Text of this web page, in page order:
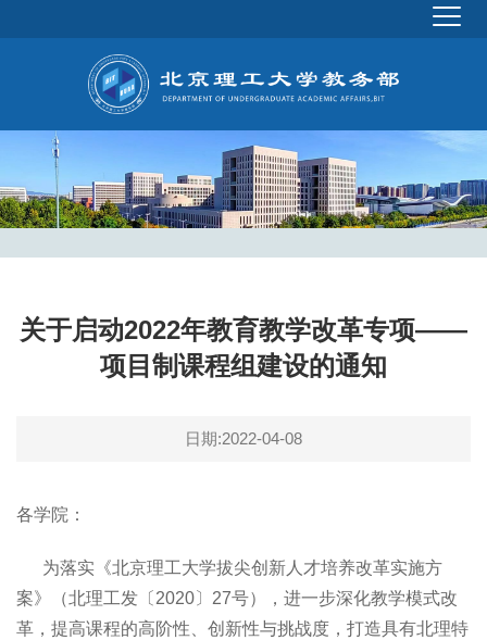
关于启动2022年教育教学改革专项——
项目制课程组建设的通知
日期:2022-04-08
各学院：
为落实《北京理工大学拔尖创新人才培养改革实施方
案》（北理工发〔2020〕27号），进一步深化教学模式改
革，提高课程的高阶性、创新性与挑战度，打造具有北理特